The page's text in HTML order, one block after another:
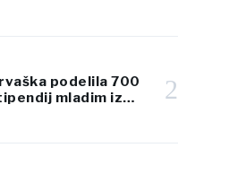
podelila 700
mladim iz
2